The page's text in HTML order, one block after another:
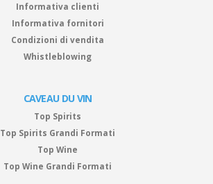
Informativa clienti
Informativa fornitori
Condizioni di vendita
Whistleblowing
CAVEAU DU VIN
Top Spirits
Top Spirits Grandi Formati
Top Wine
Top Wine Grandi Formati